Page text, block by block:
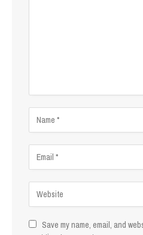
Save my name, email, and